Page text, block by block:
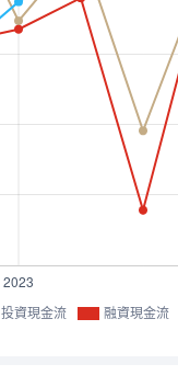
投資現金流 融資現金流